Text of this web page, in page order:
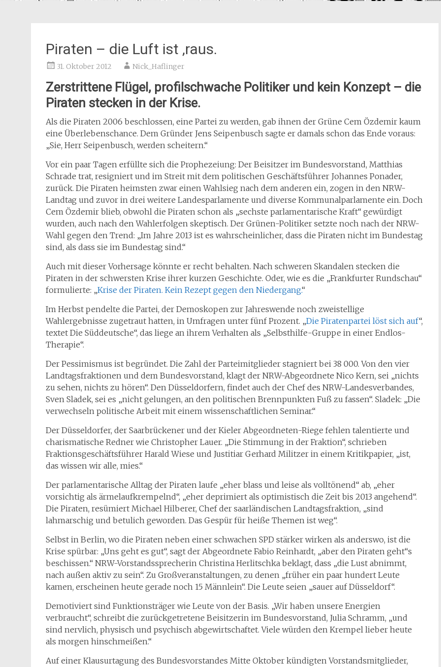
Piraten – die Luft ist ‚raus.
31. Oktober 2012 Nick_Haflinger
Zerstrittene Flügel, profilschwache Politiker und kein Konzept – die
Piraten stecken in der Krise.
Als die Piraten 2006 beschlossen, eine Partei zu werden, gab ihnen der Grüne Cem Özdemir kaum
eine Überlebenschance. Dem Gründer Jens Seipenbusch sagte er damals schon das Ende voraus:
„Sie, Herr Seipenbusch, werden scheitern.“
Vor ein paar Tagen erfüllte sich die Prophezeiung: Der Beisitzer im Bundesvorstand, Matthias
Schrade trat, resigniert und im Streit mit dem politischen Geschäftsführer Johannes Ponader,
zurück. Die Piraten heimsten zwar einen Wahlsieg nach dem anderen ein, zogen in den NRW-
Landtag und zuvor in drei weitere Landesparlamente und diverse Kommunalparlamente ein. Doch
Cem Özdemir blieb, obwohl die Piraten schon als „sechste parlamentarische Kraft“ gewürdigt
wurden, auch nach den Wahlerfolgen skeptisch. Der Grünen-Politiker setzte noch nach der NRW-
Wahl gegen den Trend: „Im Jahre 2013 ist es wahrscheinlicher, dass die Piraten nicht im Bundestag
sind, als dass sie im Bundestag sind.“
Auch mit dieser Vorhersage könnte er recht behalten. Nach schweren Skandalen stecken die
Piraten in der schwersten Krise ihrer kurzen Geschichte. Oder, wie es die „Frankfurter Rundschau“
formulierte: „Krise der Piraten. Kein Rezept gegen den Niedergang.“
Im Herbst pendelte die Partei, der Demoskopen zur Jahreswende noch zweistellige
Wahlergebnisse zugetraut hatten, in Umfragen unter fünf Prozent. „Die Piratenpartei löst sich auf“,
textet Die Süddeutsche“, das liege an ihrem Verhalten als „Selbsthilfe-Gruppe in einer Endlos-
Therapie“.
Der Pessimismus ist begründet. Die Zahl der Parteimitglieder stagniert bei 38 000. Von den vier
Landtagsfraktionen und dem Bundesvorstand, klagt der NRW-Abgeordnete Nico Kern, sei „nichts
zu sehen, nichts zu hören“. Den Düsseldorfern, findet auch der Chef des NRW-Landesverbandes,
Sven Sladek, sei es „nicht gelungen, an den politischen Brennpunkten Fuß zu fassen“. Sladek: „Die
verwechseln politische Arbeit mit einem wissenschaftlichen Seminar.“
Der Düsseldorfer, der Saarbrückener und der Kieler Abgeordneten-Riege fehlen talentierte und
charismatische Redner wie Christopher Lauer. „Die Stimmung in der Fraktion“, schrieben
Fraktionsgeschäftsführer Harald Wiese und Justitiar Gerhard Militzer in einem Kritikpapier, „ist,
das wissen wir alle, mies.“
Der parlamentarische Alltag der Piraten laufe „eher blass und leise als volltönend“ ab, „eher
vorsichtig als ärmelaufkrempelnd“, „eher deprimiert als optimistisch die Zeit bis 2013 angehend“.
Die Piraten, resümiert Michael Hilberer, Chef der saarländischen Landtagsfraktion, „sind
lahmarschig und betulich geworden. Das Gespür für heiße Themen ist weg“.
Selbst in Berlin, wo die Piraten neben einer schwachen SPD stärker wirken als anderswo, ist die
Krise spürbar: „Uns geht es gut“, sagt der Abgeordnete Fabio Reinhardt, „aber den Piraten geht“s
beschissen.“ NRW-Vorstandssprecherin Christina Herlitschka beklagt, dass „die Lust abnimmt,
nach außen aktiv zu sein“. Zu Großveranstaltungen, zu denen „früher ein paar hundert Leute
kamen, erscheinen heute gerade noch 15 Männlein“. Die Leute seien „sauer auf Düsseldorf“.
Demotiviert sind Funktionsträger wie Leute von der Basis. „Wir haben unsere Energien
verbraucht“, schreibt die zurückgetretene Beisitzerin im Bundesvorstand, Julia Schramm, „und
sind nervlich, physisch und psychisch abgewirtschaftet. Viele würden den Krempel lieber heute
als morgen hinschmeißen.“
Auf einer Klausurtagung des Bundesvorstandes Mitte Oktober kündigten Vorstandsmitglieder,